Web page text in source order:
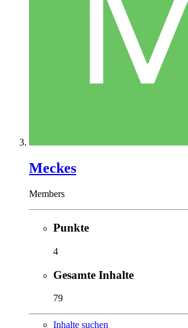
Meckes
Members
Punkte
4
Gesamte Inhalte
79
Inhalte suchen